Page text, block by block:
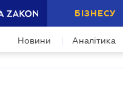
БІЗНЕСУ
Новини Аналітика